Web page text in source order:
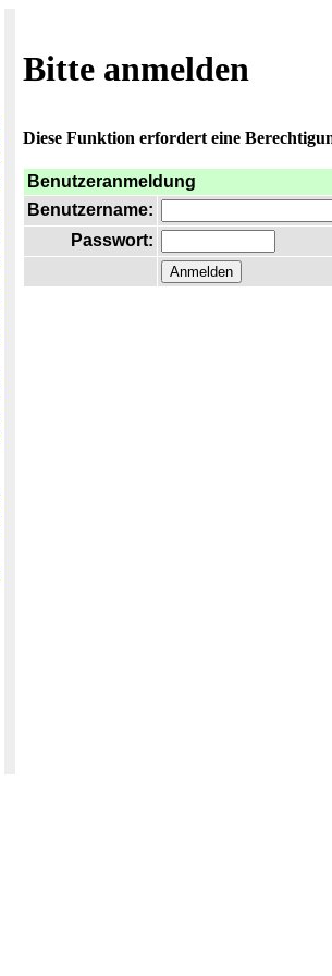
Bitte anmelden
Diese Funktion erfordert eine
Benutzeranmeldung
Benutzername:
Passwort: